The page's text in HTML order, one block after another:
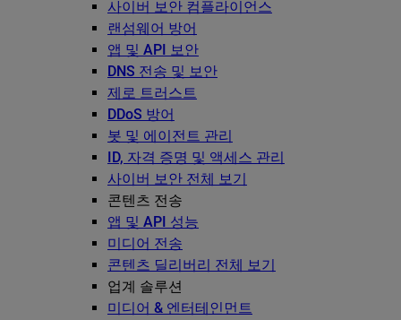
사이버 보안 컴플라이언스
랜섬웨어 방어
앱 및 API 보안
DNS 전송 및 보안
제로 트러스트
DDoS 방어
봇 및 에이전트 관리
ID, 자격 증명 및 액세스 관리
사이버 보안 전체 보기
콘텐츠 전송
앱 및 API 성능
미디어 전송
콘텐츠 딜리버리 전체 보기
업계 솔루션
미디어 & 엔터테인먼트